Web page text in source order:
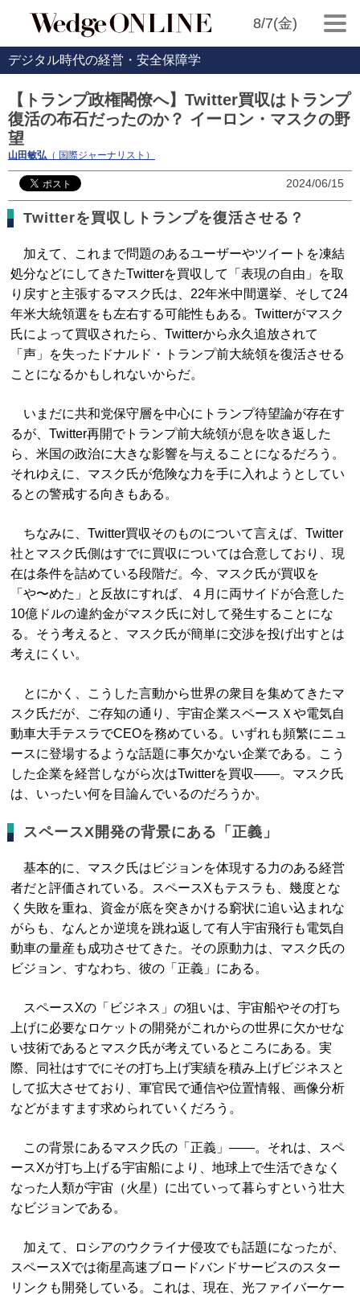
8/7(金)
デジタル時代の経営・安全保障学
【トランプ政権閣僚へ】Twitter買収はトランプ
復活の布石だったのか？ イーロン・マスクの野
望
山田敏弘 （ 国際ジャーナリスト）
2024/06/15
Twitterを買収しトランプを復活させる？
加えて、これまで問題のあるユーザーやツイートを凍結
処分などにしてきたTwitterを買収して「表現の自由」を取
り戻すと主張するマスク氏は、22年米中間選挙、そして24
年米大統領選をも左右する可能性もある。Twitterがマスク
氏によって買収されたら、Twitterから永久追放されて
「声」を失ったドナルド・トランプ前大統領を復活させる
ことになるかもしれないからだ。
いまだに共和党保守層を中心にトランプ待望論が存在す
るが、Twitter再開でトランプ前大統領が息を吹き返した
ら、米国の政治に大きな影響を与えることになるだろう。
それゆえに、マスク氏が危険な力を手に入れようとしてい
るとの警戒する向きもある。
ちなみに、Twitter買収そのものについて言えば、Twitter
社とマスク氏側はすでに買収については合意しており、現
在は条件を詰めている段階だ。今、マスク氏が買収を
「や〜めた」と反故にすれば、４月に両サイドが合意した
10億ドルの違約金がマスク氏に対して発生することにな
る。そう考えると、マスク氏が簡単に交渉を投げ出すとは
考えにくい。
とにかく、こうした言動から世界の衆目を集めてきたマ
スク氏だが、ご存知の通り、宇宙企業スペースＸや電気自
動車大手テスラでCEOを務めている。いずれも頻繁にニュ
ースに登場するような話題に事欠かない企業である。こう
した企業を経営しながら次はTwitterを買収――。マスク氏
は、いったい何を目論んでいるのだろうか。
スペースX開発の背景にある「正義」
基本的に、マスク氏はビジョンを体現する力のある経営
者だと評価されている。スペースXもテスラも、幾度とな
く失敗を重ね、資金が底を突きかける窮状に追い込まれな
がらも、なんとか逆境を跳ね返して有人宇宙飛行も電気自
動車の量産も成功させてきた。その原動力は、マスク氏の
ビジョン、すなわち、彼の「正義」にある。
スペースXの「ビジネス」の狙いは、宇宙船やその打ち
上げに必要なロケットの開発がこれからの世界に欠かせな
い技術であるとマスク氏が考えているところにある。実
際、同社はすでにその打ち上げ実績を積み上げビジネスと
して拡大させており、軍官民で通信や位置情報、画像分析
などがますます求められていくだろう。
この背景にあるマスク氏の「正義」――。それは、スペ
ースXが打ち上げる宇宙船により、地球上で生活できなく
なった人類が宇宙（火星）に出ていって暮らすという壮大
なビジョンである。
加えて、ロシアのウクライナ侵攻でも話題になったが、
スペースXでは衛星高速ブロードバンドサービスのスター
リンクも開発している。これは、現在、光ファイバーケー